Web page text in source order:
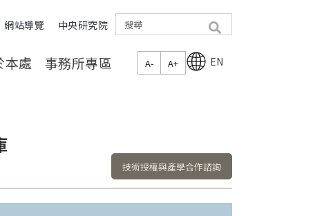
網站導覽 中央研究院 search
本處 事務所專區 A- A+ EN
技術授權與產學合作諮詢